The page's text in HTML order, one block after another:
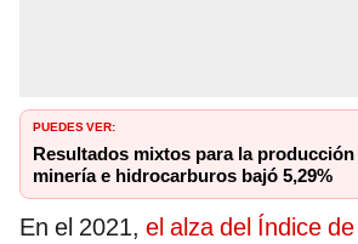
PUEDES VER:
Resultados mixtos para la
minería e hidrocarburos bajó 5,29%
En el 2021, el alza del Índice